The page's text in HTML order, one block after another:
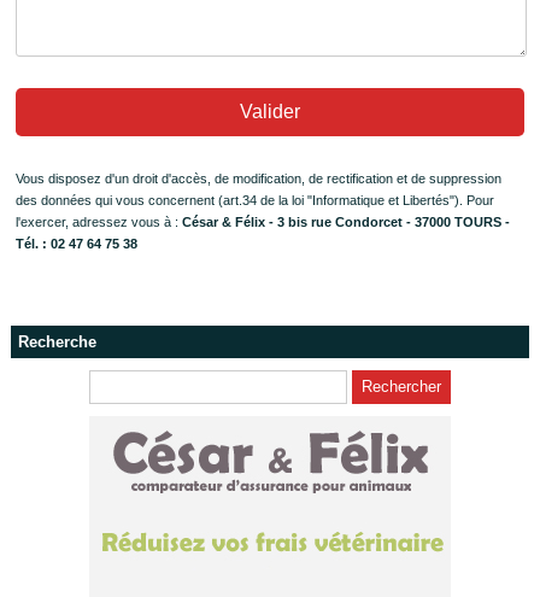
Valider
Vous disposez d'un droit d'accès, de modification, de rectification et de suppression
des données qui vous concernent (art.34 de la loi "Informatique et Libertés"). Pour
l'exercer, adressez vous à :César & Félix - 3 bis rue Condorcet - 37000 TOURS -
Tél. : 02 47 64 75 38
Recherche